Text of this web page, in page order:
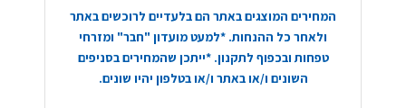
המחירים המוצגים באתר הם בלעדיים לרוכשים באתר
ולאחר כל ההנחות. *למעט מועדון "חבר" ומזרחי
טפחות ובכפוף לתקנון. *ייתכן שהמחירים בסניפים
השונים ו/או באתר ו/או בטלפון יהיו שונים.